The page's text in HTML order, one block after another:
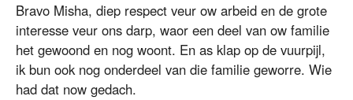
Bravo Misha, diep respect veur ow arbeid en de grote
interesse veur ons darp, waor een deel van ow familie
het gewoond en nog woont. En as klap op de vuurpijl,
ik bun ook nog onderdeel van die familie geworre. Wie
had dat now gedach.